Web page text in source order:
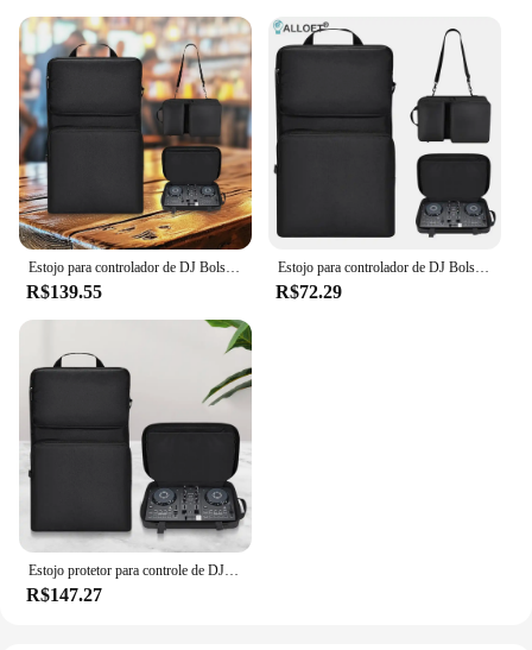
Estojo para controlador de DJ Bolsa de transporte para viagem para Pioneer DDJ-200/DDJ-WeGO4 para Hercules Inpulse 200/200 MK2 para AlphaTheta DDJ-FLX2
R$139.55
Estojo para controlador de DJ Bolsa de transporte para viagem para Pioneer DDJ-200/DDJ-WeGO4 para Hercules Inpulse 200/200 MK2 para AlphaTheta DDJ-FLX2
R$72.29
Estojo protetor para controle de DJ, bolsa de transporte para viagem de DJ para Pioneer DDJ-200/DDJ-WeGO4 para Hercules Inpulse 200/200 MK2
R$147.27